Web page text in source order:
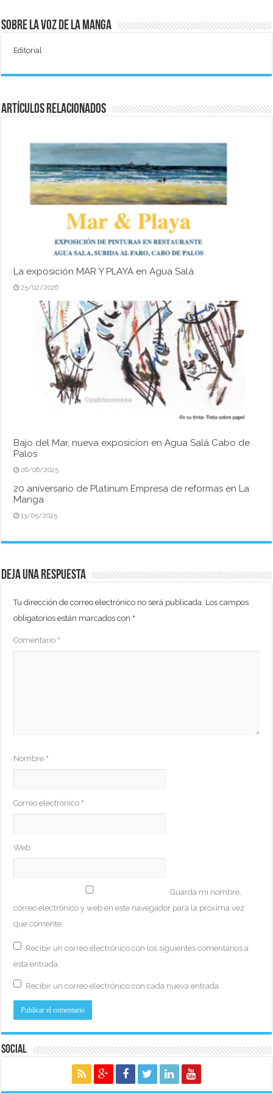
Sobre La Voz de La Manga
Editorial
Artículos relacionados
La exposición MAR Y PLAYA en Agua Salá
25/02/2026
Bajo del Mar, nueva exposicíon en Agua Salá Cabo de
Palos
26/06/2025
20 aniversario de Platinum Empresa de reformas en La
Manga
13/05/2025
Deja una respuesta
Tu dirección de correo electrónico no será publicada. Los campos
obligatorios están marcados con *
Comentario *
Nombre *
Correo electrónico *
Web
Guarda mi nombre,
correo electrónico y web en este navegador para la próxima vez
que comente.
Recibir un correo electrónico con los siguientes comentarios a
esta entrada.
Recibir un correo electrónico con cada nueva entrada.
Social